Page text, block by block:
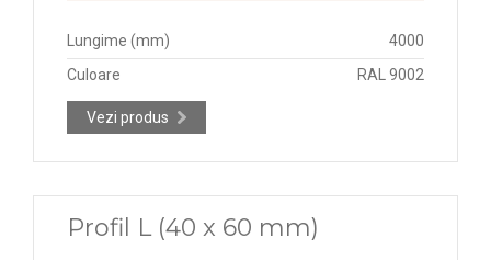
Lungime (mm)
4000
Culoare
RAL 9002
Vezi produs
Profil L (40 x 60 mm)